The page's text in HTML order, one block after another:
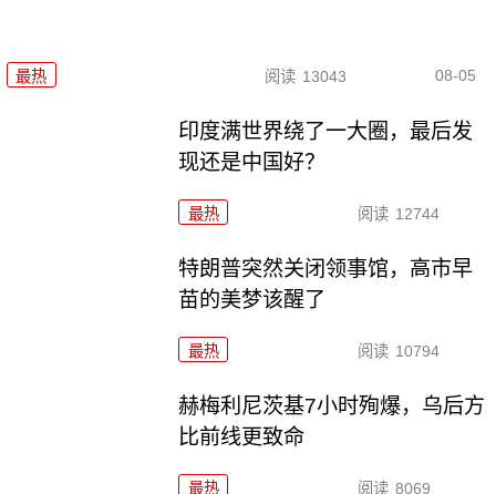
最热 阅读 13043 08-05
印度满世界绕了一大圈，最后发
现还是中国好？
最热 阅读 12744
特朗普突然关闭领事馆，高市早
苗的美梦该醒了
最热 阅读 10794
赫梅利尼茨基7小时殉爆，乌后方
比前线更致命
最热 阅读 8069